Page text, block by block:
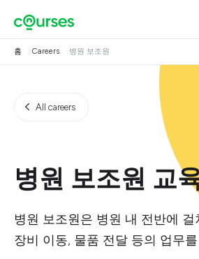
홈 Careers 병원 보조원
All careers
병원 보조원 교
병원 보조원은 병원 내 전반에
장비 이동, 물품 전달 등의 업무